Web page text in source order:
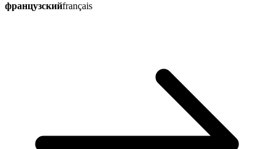
французскийfrançais